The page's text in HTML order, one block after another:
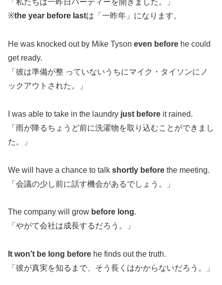
「私たちは一昨日パーティーを開きました。」
※the year before lastは「一昨年」になります。
He was knocked out by Mike Tyson even before he could
get ready.
「彼は準備が整 っていないうちにマイク・タイソンにノ
ックアウトされた。」
I was able to take in the laundry just before it rained.
「雨が降るちょうど前に洗濯物を取り込むことができまし
た。」
We will have a chance to talk shortly before the meeting.
「会議の少し前に話す機会があるでしょう。」
The company will grow before long.
「やがて会社は成長するだろう。」
It won’t be long before he finds out the truth.
「彼が真実を知るまで、そう長くはかからないだろう。」